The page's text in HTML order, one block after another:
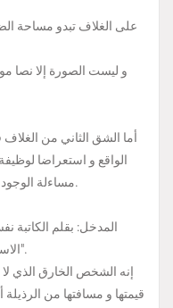
على الغلاف تبدو مساحة
و ليست الصورة إلا نصا
أما الشق الثاني من
الواقع و استعراضا
مساءلة الوجود، ثم تعريف بالكاتبة الدكتورة تهاني محمد.
الاستثناء الذي " لا تسري عليه قوانين الطبيعة".
إنه الشخص الخارق الذي لا
قيمتها و مسافتها من الرذيلة